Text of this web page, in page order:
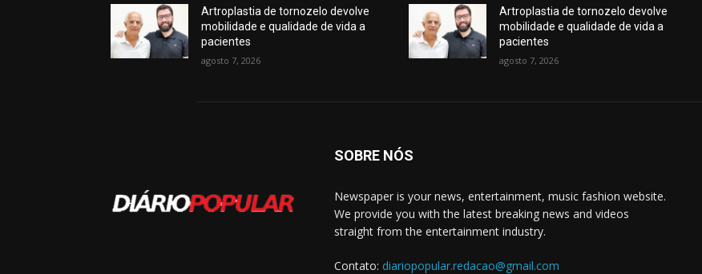
Artroplastia de tornozelo devolve
mobilidade e qualidade de vida a
pacientes
agosto 7, 2026
Artroplastia de tornozelo devolve
mobilidade e qualidade de vida a
pacientes
agosto 7, 2026
SOBRE NÓS
Newspaper is your news, entertainment, music fashion website.
We provide you with the latest breaking news and videos
straight from the entertainment industry.
Contato: diariopopular.redacao@gmail.com